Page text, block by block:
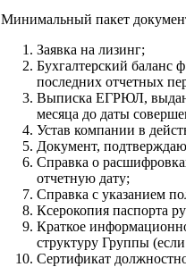
Минимальный пакет
Заявка на лизинг;
Бухгалтерский баланс
последних отчетных
Выписка ЕГРЮЛ,
месяца до даты
Устав компании в
Документ,
Справка о
отчетную дату;
Справка с указанием
Ксерокопия паспорта
Краткое
структуру Группы
Сертификат